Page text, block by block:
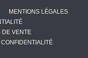
MENTIONS LÉGALES
DE VENTE